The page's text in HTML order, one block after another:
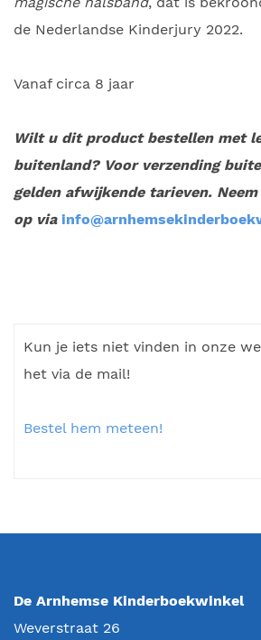
de Nederlandse Kinderjury 2022.
Vanaf circa 8 jaar
Wilt u dit product bestellen met
buitenland? Voor verzending
gelden afwijkende tarieven.
op via
Kun je iets niet vinden in onze
het via de mail!
Bestel hem meteen!
De Arnhemse Kinderboekwinkel
Weverstraat 26